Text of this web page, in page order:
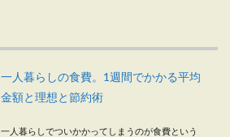
一人暮らしの食費。1週間でかかる平均
金額と理想と節約術
一人暮らしでついかかってしまうのが食費という